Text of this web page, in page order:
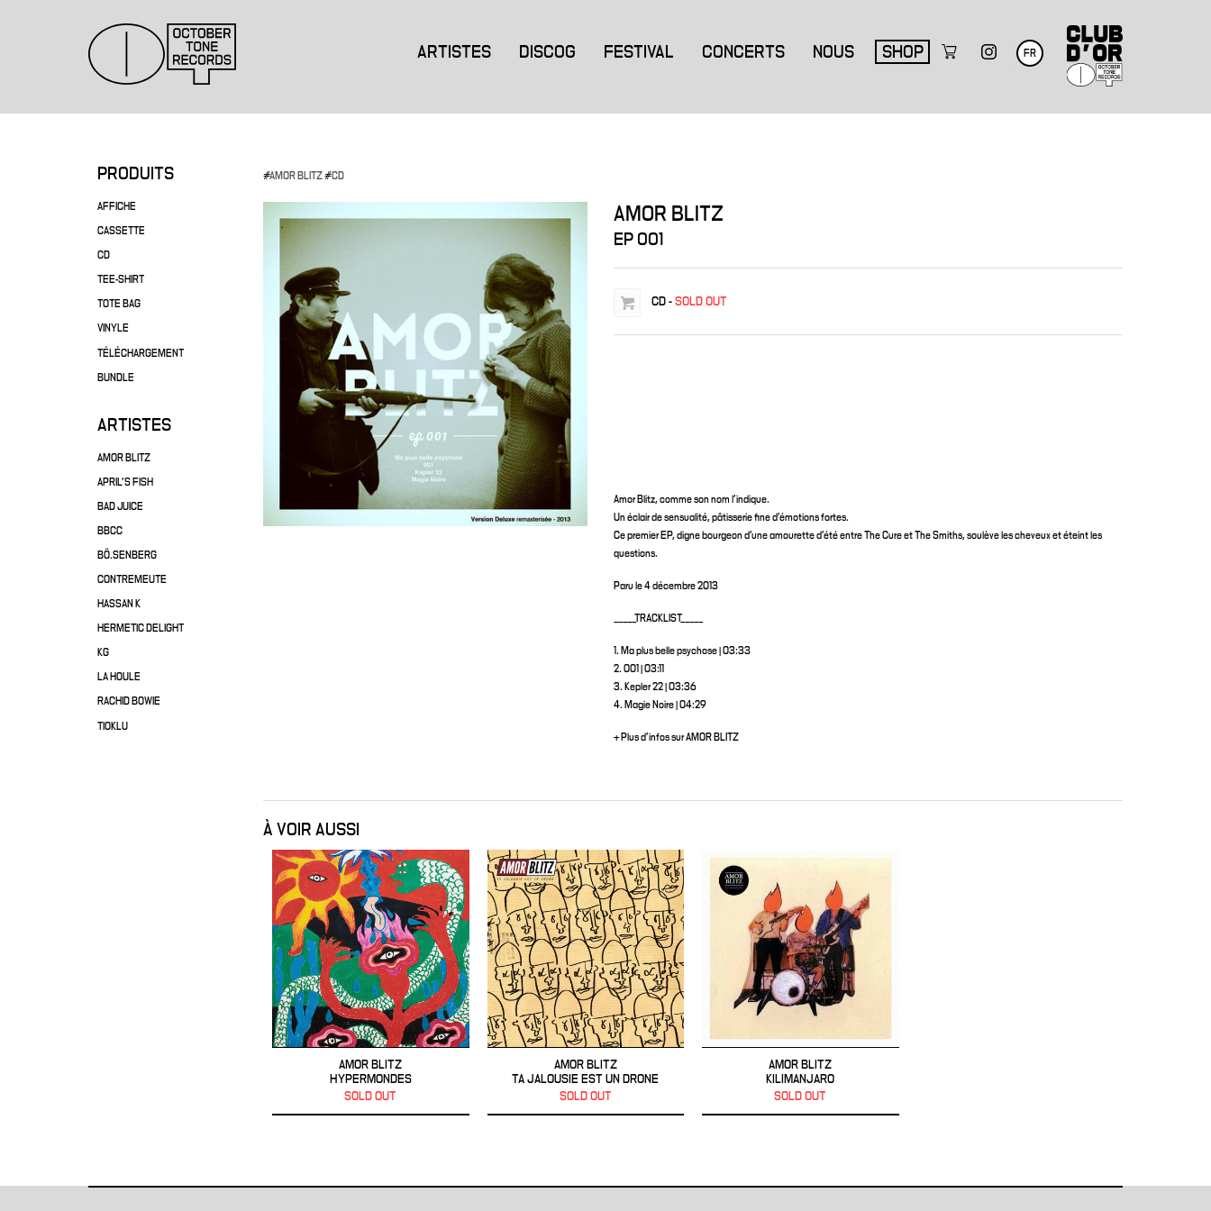
ARTISTES DISCOG FESTIVAL CONCERTS NOUS SHOP FR
PRODUITS
AFFICHE
CASSETTE
CD
TEE-SHIRT
TOTE BAG
VINYLE
TÉLÉCHARGEMENT
BUNDLE
ARTISTES
AMOR BLITZ
APRIL'S FISH
BAD JUICE
BBCC
BÖ.SENBERG
CONTREMEUTE
HASSAN K
HERMETIC DELIGHT
KG
LA HOULE
RACHID BOWIE
TIOKLU
#AMOR BLITZ#CD
AMOR BLITZ
EP 001
CD - SOLD OUT
Amor Blitz, comme son nom l’indique.
Un éclair de sensualité, pâtisserie fine d’émotions fortes.
Ce premier EP, digne bourgeon d’une amourette d’été entre The Cure et The Smiths, soulève les cheveux et éteint les
questions.
Paru le 4 décembre 2013
_____TRACKLIST_____
1. Ma plus belle psychose | 03:33
2. 001 | 03:11
3. Kepler 22 | 03:36
4. Magie Noire | 04:29
+ Plus d'infos sur AMOR BLITZ
À VOIR AUSSI
AMOR BLITZ
HYPERMONDES
SOLD OUT
AMOR BLITZ
TA JALOUSIE EST UN DRONE
SOLD OUT
AMOR BLITZ
KILIMANJARO
SOLD OUT